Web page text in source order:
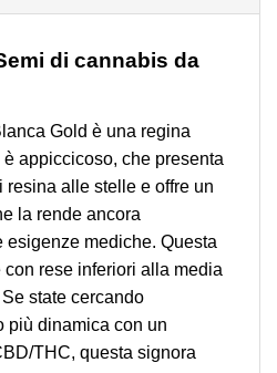
di cannabis da
Gold è una regina
appiccicoso, che presenta
resina alle stelle e offre un
la rende ancora
mediche. Questa
rese inferiori alla media
state cercando
più dinamica con un
THC, questa signora